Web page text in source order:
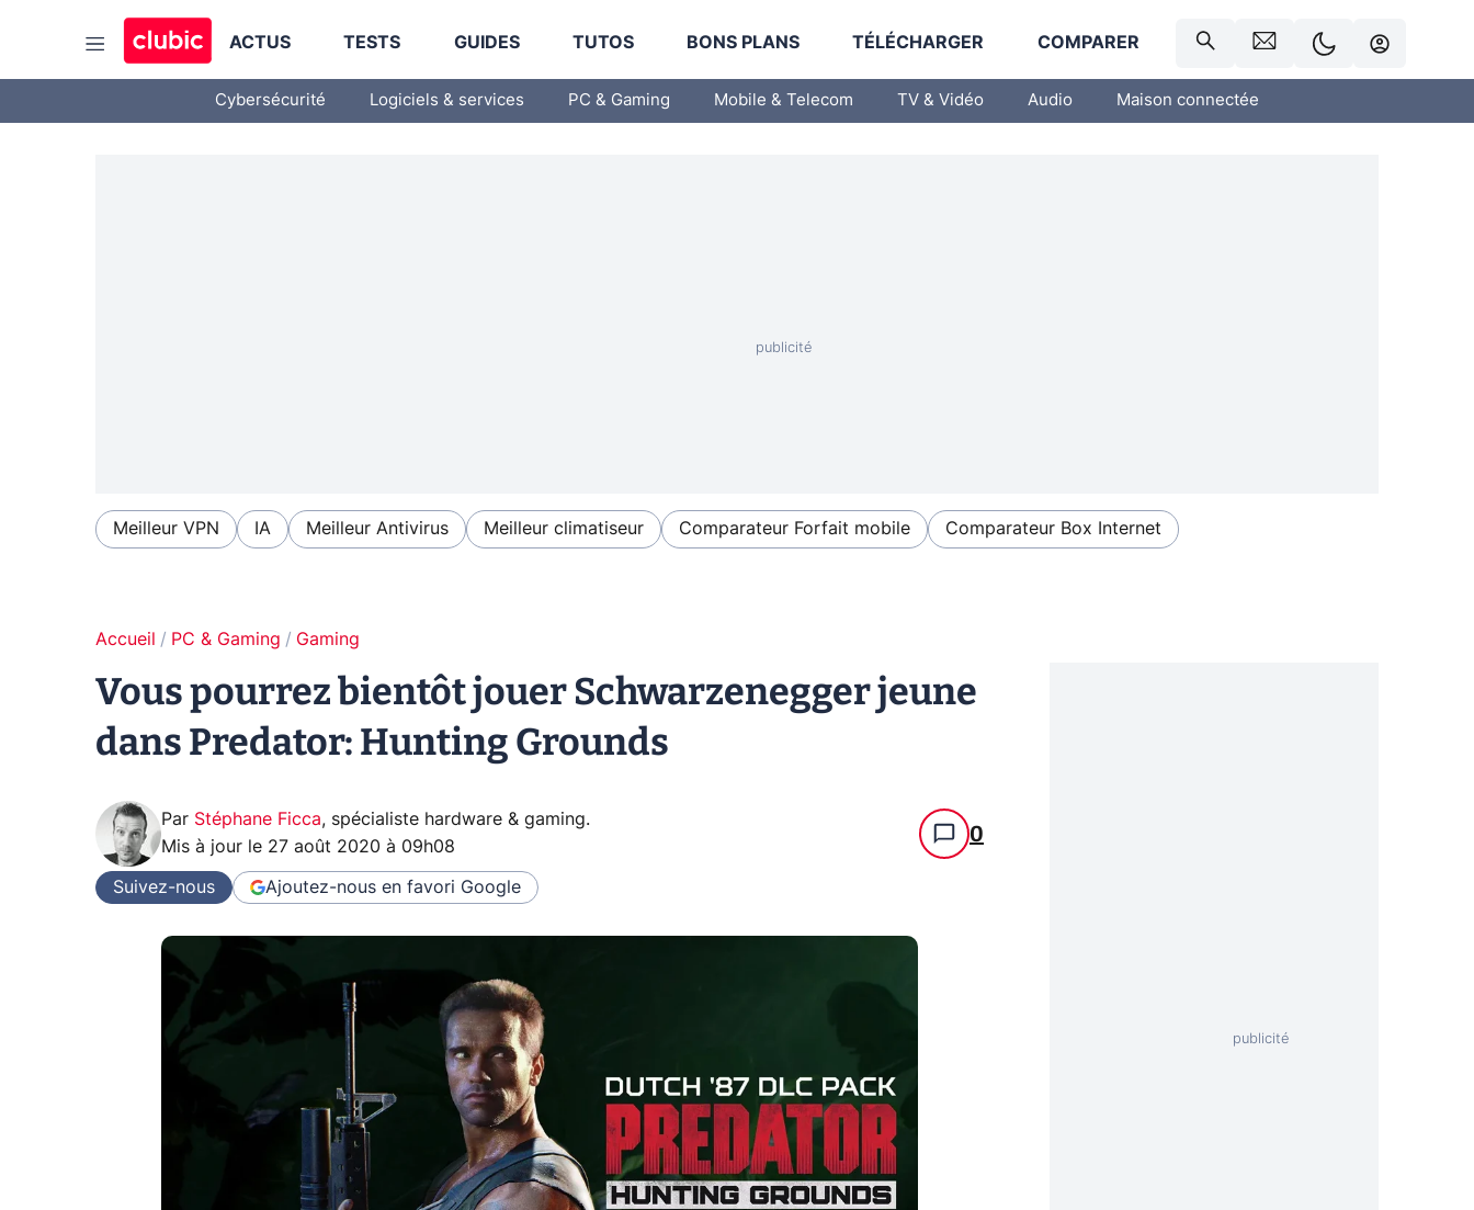
ACTUS TESTS GUIDES TUTOS BONS PLANS TÉLÉCHARGER COMPARER
Cybersécurité Logiciels & services PC & Gaming Mobile & Telecom TV & Vidéo Audio Maison connectée
Meilleur VPN IA Meilleur Antivirus Meilleur climatiseur Comparateur Forfait mobile Comparateur Box Internet
Accueil PC & Gaming Gaming
Vous pourrez bientôt jouer Schwarzenegger jeune
dans Predator: Hunting Grounds
Par Stéphane Ficca, spécialiste hardware & gaming.
Mis à jour le 27 août 2020 à 09h08 0
Suivez-nous Ajoutez-nous en favori Google